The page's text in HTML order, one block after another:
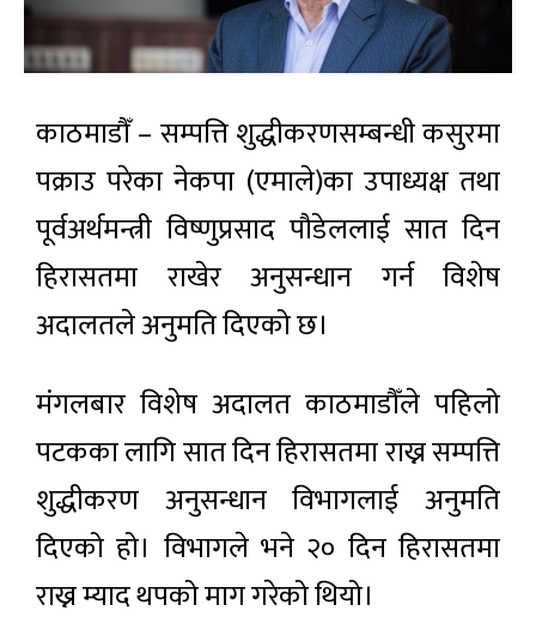
काठमाडौँ – सम्पत्ति शुद्धीकरणसम्बन्धी कसुरमा
पक्राउ परेका नेकपा (एमाले)का उपाध्यक्ष तथा
पूर्वअर्थमन्त्री विष्णुप्रसाद पौडेललाई सात दिन
हिरासतमा राखेर अनुसन्धान गर्न विशेष
अदालतले अनुमति दिएको छ।
मंगलबार विशेष अदालत काठमाडौँले पहिलो
पटकका लागि सात दिन हिरासतमा राख्न सम्पत्ति
शुद्धीकरण अनुसन्धान विभागलाई अनुमति
दिएको हो। विभागले भने २० दिन हिरासतमा
राख्न म्याद थपको माग गरेको थियो।